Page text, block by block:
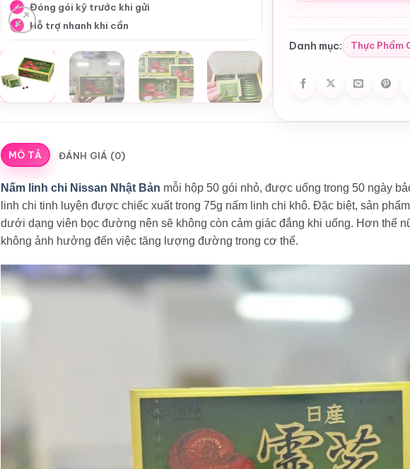
✓ Đóng gói kỹ trước khi gửi
✓ Hỗ trợ nhanh khi cần
Danh mục: Thực Phẩm
MÔ TẢ ĐÁNH GIÁ (0)
Nấm linh chi Nissan Nhật Bản mỗi hộp 50 gói nhỏ, được uống trong 50 ngày
linh chi tinh luyện được chiếc xuất trong 75g nấm linh chi khô. Đặc biệt, sản
dưới dạng viên bọc đường nên sẽ không còn cảm giác đắng khi uống. Hơn thế
không ảnh hưởng đến việc tăng lượng đường trong cơ thể.